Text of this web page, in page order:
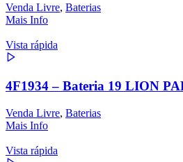
Venda Livre, Baterias
Mais Info
Vista rápida
4F1934 – Bateria 19 LION
Venda Livre, Baterias
Mais Info
Vista rápida